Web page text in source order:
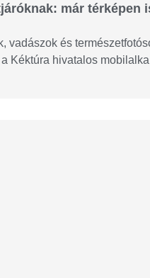
már térképen
vadászok és
Kéktúra hivatalos